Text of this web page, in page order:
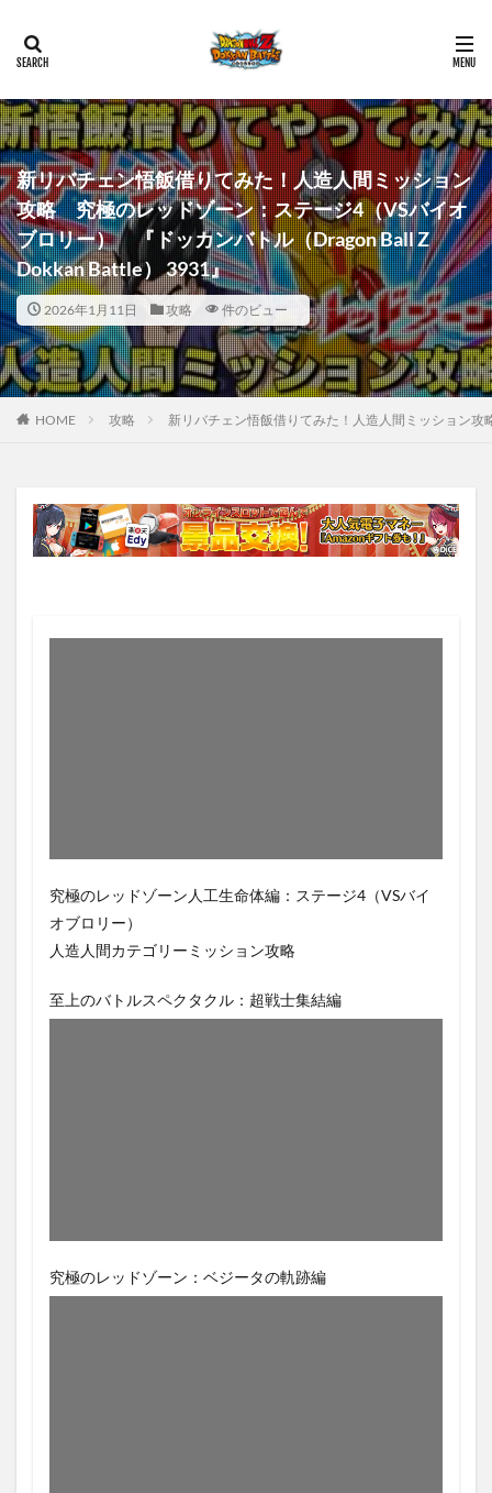
新リバチェン悟飯借りてみた！人造人間ミッション
攻略 究極のレッドゾーン：ステージ4（VSバイオ
ブロリー） 『ドッカンバトル（Dragon Ball Z
Dokkan Battle） 3931』
2026年1月11日 攻略 件のビュー
HOME 攻略 新リバチェン悟飯借りてみた！人造人間ミッション
究極のレッドゾーン人工生命体編：ステージ4（VSバイ
オブロリー）
人造人間カテゴリーミッション攻略
至上のバトルスペクタクル：超戦士集結編
究極のレッドゾーン：ベジータの軌跡編